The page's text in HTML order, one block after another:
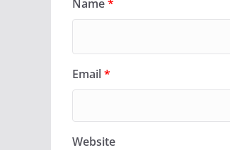
Name*
Email*
Website